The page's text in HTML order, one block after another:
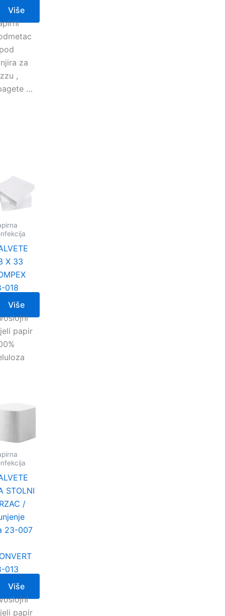
Više
za
,
…
X 33
018
Više
papir
STOLNI
/
23-007
013
Više
papir